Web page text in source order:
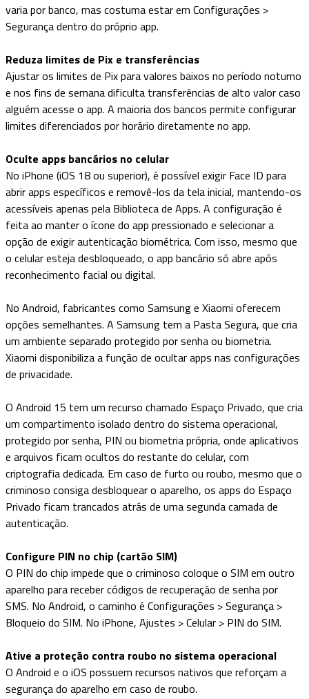
varia por banco, mas costuma estar em Configurações >
Segurança dentro do próprio app.
Reduza limites de Pix e transferências
Ajustar os limites de Pix para valores baixos no período noturno
e nos fins de semana dificulta transferências de alto valor caso
alguém acesse o app. A maioria dos bancos permite configurar
limites diferenciados por horário diretamente no app.
Oculte apps bancários no celular
No iPhone (iOS 18 ou superior), é possível exigir Face ID para
abrir apps específicos e removê-los da tela inicial, mantendo-os
acessíveis apenas pela Biblioteca de Apps. A configuração é
feita ao manter o ícone do app pressionado e selecionar a
opção de exigir autenticação biométrica. Com isso, mesmo que
o celular esteja desbloqueado, o app bancário só abre após
reconhecimento facial ou digital.
No Android, fabricantes como Samsung e Xiaomi oferecem
opções semelhantes. A Samsung tem a Pasta Segura, que cria
um ambiente separado protegido por senha ou biometria.
Xiaomi disponibiliza a função de ocultar apps nas configurações
de privacidade.
O Android 15 tem um recurso chamado Espaço Privado, que cria
um compartimento isolado dentro do sistema operacional,
protegido por senha, PIN ou biometria própria, onde aplicativos
e arquivos ficam ocultos do restante do celular, com
criptografia dedicada. Em caso de furto ou roubo, mesmo que o
criminoso consiga desbloquear o aparelho, os apps do Espaço
Privado ficam trancados atrás de uma segunda camada de
autenticação.
Configure PIN no chip (cartão SIM)
O PIN do chip impede que o criminoso coloque o SIM em outro
aparelho para receber códigos de recuperação de senha por
SMS. No Android, o caminho é Configurações > Segurança >
Bloqueio do SIM. No iPhone, Ajustes > Celular > PIN do SIM.
Ative a proteção contra roubo no sistema operacional
O Android e o iOS possuem recursos nativos que reforçam a
segurança do aparelho em caso de roubo.